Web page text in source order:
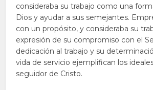
consideraba su trabajo como una
Dios y ayudar a sus semejantes.
con un propósito, y consideraba su
expresión de su compromiso con el
dedicación al trabajo y su
vida de servicio ejemplifican los
seguidor de Cristo.